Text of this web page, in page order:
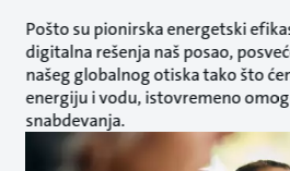
Pošto su pionirska energetski
digitalna rešenja naš posao,
našeg globalnog otiska tako što
energiju i vodu, istovremeno
snabdevanja.